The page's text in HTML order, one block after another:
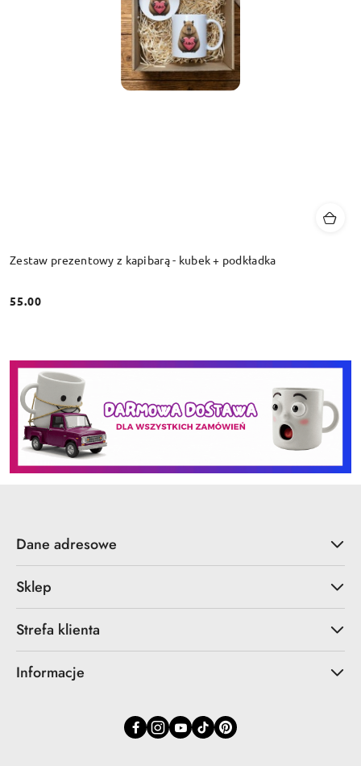
Zestaw prezentowy z kapibarą - kubek + podkładka
Cena:
55.00
Dane adresowe
Sklep
Strefa klienta
Informacje